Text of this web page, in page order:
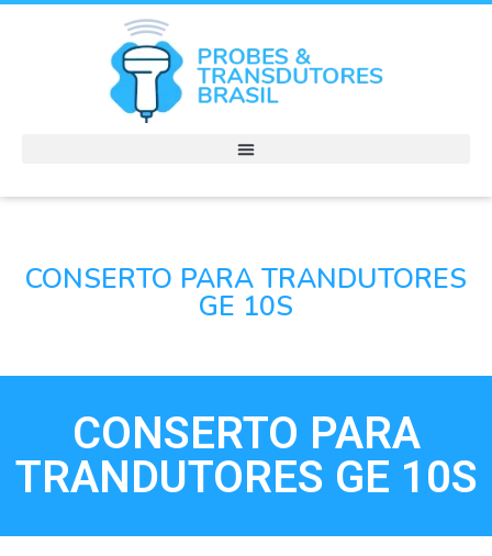
CONSERTO PARA TRANDUTORES
GE 10S
CONSERTO PARA
TRANDUTORES GE 10S